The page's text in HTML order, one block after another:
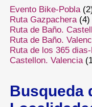
Evento Bike-Pobla
Ruta Gazpachera (4)
Ruta de Baño.
Ruta de Baño.
Ruta de los 365
Castellon. Valencia
Busqueda